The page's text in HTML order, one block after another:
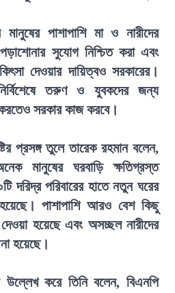
মানুষের পাশাপাশি মা ও নারীদের
সুযোগ নিশ্চিত করা এবং
দেওয়ার দায়িত্বও সরকারের।
তরুণ ও যুবকদের জন্য
সরকার কাজ করবে।
প্রসঙ্গ তুলে তারেক রহমান বলেন,
মানুষের ঘরবাড়ি ক্ষতিগ্রস্ত
দরিদ্র পরিবারের হাতে নতুন ঘরের
পাশাপাশি আরও বেশ কিছু
হয়েছে এবং অসচ্ছল নারীদের
হয়েছে।
উল্লেখ করে তিনি বলেন, বিএনপি